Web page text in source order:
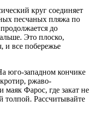
круг соединяет
песчаных пляжа по
до
Это плоско,
и все побережье
юго-западном кончике
ржаво-
Фарос, где закат не
толпой. Рассчитывайте